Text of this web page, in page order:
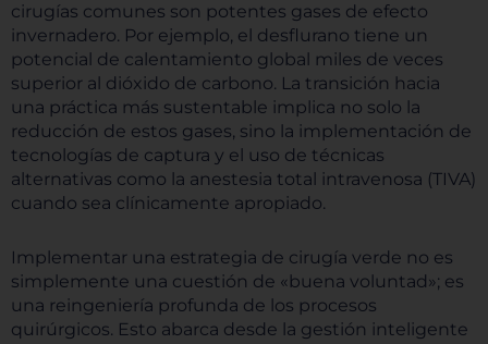
cirugías comunes son potentes gases de efecto
invernadero. Por ejemplo, el desflurano tiene un
potencial de calentamiento global miles de veces
superior al dióxido de carbono. La transición hacia
una práctica más sustentable implica no solo la
reducción de estos gases, sino la implementación de
tecnologías de captura y el uso de técnicas
alternativas como la anestesia total intravenosa (TIVA)
cuando sea clínicamente apropiado.
Implementar una estrategia de cirugía verde no es
simplemente una cuestión de «buena voluntad»; es
una reingeniería profunda de los procesos
quirúrgicos. Esto abarca desde la gestión inteligente